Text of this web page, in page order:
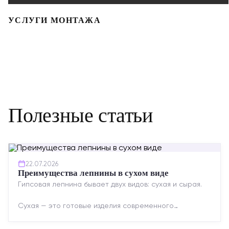
УСЛУГИ МОНТАЖА
Полезные статьи
22.07.2026
Преимущества лепнины в сухом виде
Гипсовая лепнина бывает двух видов: сухая и сырая.
Сухая — это готовые изделия современного